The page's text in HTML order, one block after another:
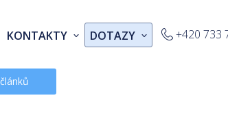
KONTAKTY DOTAZY +420 733